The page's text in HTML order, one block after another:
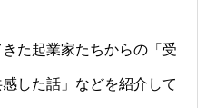
た起業家たちからの「受
した話」などを紹介して